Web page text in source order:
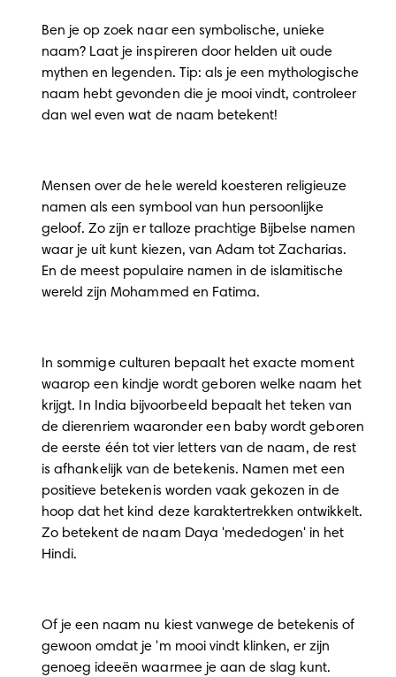
Ben je op zoek naar een symbolische, unieke
naam? Laat je inspireren door helden uit oude
mythen en legenden. Tip: als je een mythologische
naam hebt gevonden die je mooi vindt, controleer
dan wel even wat de naam betekent!
Mensen over de hele wereld koesteren religieuze
namen als een symbool van hun persoonlijke
geloof. Zo zijn er talloze prachtige Bijbelse namen
waar je uit kunt kiezen, van Adam tot Zacharias.
En de meest populaire namen in de islamitische
wereld zijn Mohammed en Fatima.
In sommige culturen bepaalt het exacte moment
waarop een kindje wordt geboren welke naam het
krijgt. In India bijvoorbeeld bepaalt het teken van
de dierenriem waaronder een baby wordt geboren
de eerste één tot vier letters van de naam, de rest
is afhankelijk van de betekenis. Namen met een
positieve betekenis worden vaak gekozen in de
hoop dat het kind deze karaktertrekken ontwikkelt.
Zo betekent de naam Daya 'mededogen' in het
Hindi.
Of je een naam nu kiest vanwege de betekenis of
gewoon omdat je 'm mooi vindt klinken, er zijn
genoeg ideeën waarmee je aan de slag kunt.